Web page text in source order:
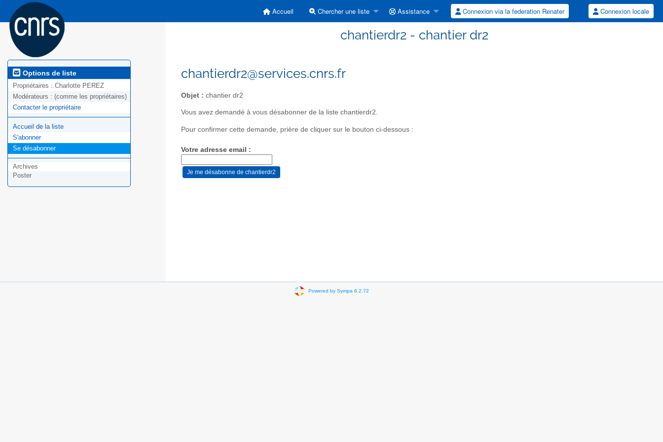
Accueil Chercher une liste Assistance Connexion via la federation Renater Connexion locale
chantierdr2 - chantier dr2
Options de liste
Propriétaires : Charlotte PEREZ
Modérateurs : (comme les propriétaires)
Contacter le propriétaire
Accueil de la liste
S'abonner
Se désabonner
Archives
Poster
chantierdr2@services.cnrs.fr
Objet : chantier dr2
Vous avez demandé à vous désabonner de la liste chantierdr2.
Pour confirmer cette demande, prière de cliquer sur le bouton ci-dessous :
Votre adresse email :
Powered by Sympa 6.2.72